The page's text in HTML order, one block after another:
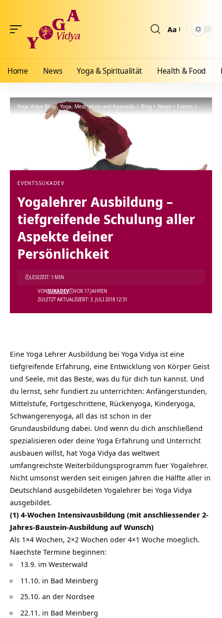
Aa
Home News Yoga & Spiritualität Health & Food
Yoga Vidya Blog - Yoga, Meditation und Ayurveda>Blog>News>Events>
EVENTSSUKADEV
Yogalehrer Ausbildung –
tiefgreifende Schulung aller
Aspekte deiner
Persönlichkeit
ZULETZT AKTUALISIERT: 3. JULI 2018 12:31
VONSUKADEV VOR 17 JAHREN
LESEZEIT: 1 MIN
Eine Yoga Lehrer Ausbildung bei Yoga Vidya ist eine
tiefgreifende Erfahrung, eine Entwicklung von Körper Geist
und Seele, mit das Beste, was du für dich tun kannst. Und
du lernst, sehr fundiert zu unterrichten: Anfängerstunden,
Mittelstufe, Fortgeschrittene, Rückenyoga, Kinderyoga,
Schwangerenyoga, all das ist schon in der
Grundausbildung dabei. Und wenn du dich anschließend
spezialisieren oder deine Yoga Erfahrung und Unterricht
ausbauen willst, hat Yoga Vidya das weltweit
umfangreichste Weiterbildungsprogramm fuer Yogalehrer.
Nicht umsonst werden seit einigen Jahren die Hälfte aller in
Deutschland ausgebildeten Yogalehrer bei Yoga Vidya
ausgebildet.
(1) 4-Wochen Intensivausbildung (mit anschliessender 2-
Jahres-Baustein-Ausbildung auf Wunsch)
Als 1×4 Wochen, 2×2 Wochen oder 4×1 Woche moeglich.
Naechste Termine beginnen:
13.9. im Westerwald
11.10. in Bad Meinberg
25.10. an der Nordsee
22.11. in Bad Meinberg